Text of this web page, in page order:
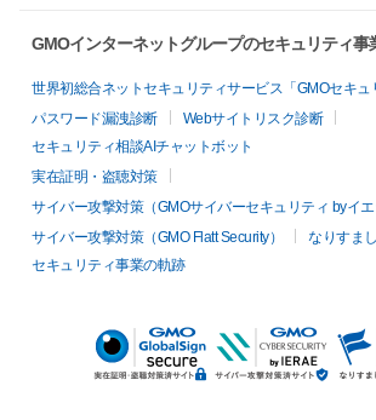
GMOインターネットグループのセキュリティ事
世界初総合ネットセキュリティサービス「GMOセキュ
パスワード漏洩診断
Webサイトリスク診断
セキュリティ相談AIチャットボット
実在証明・盗聴対策
サイバー攻撃対策（GMOサイバーセキュリティ byイエ
サイバー攻撃対策（GMO Flatt Security）
なりすま
セキュリティ事業の軌跡